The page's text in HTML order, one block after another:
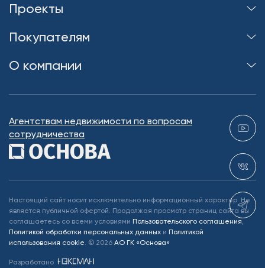
Проекты
Покупателям
О компании
Агентствам недвижимости по вопросам
сотрудничества
Настоящий сайт носит исключительно информационный характер. Не
является публичной офертой. Продолжая просмотр страниц сайта вы
соглашаетесь со всеми условиями Пользовательского соглашения,
Политикой обработки персональных данных и Политикой
использования cookie. © 2026 АО ГК «Основа»
Разработано